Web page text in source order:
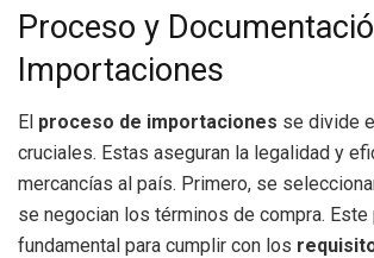
Proceso y
Importaciones
El proceso de importaciones se divide
cruciales. Estas aseguran la legalidad y
mercancías al país. Primero, se
se negocian los términos de compra. Este
fundamental para cumplir con los